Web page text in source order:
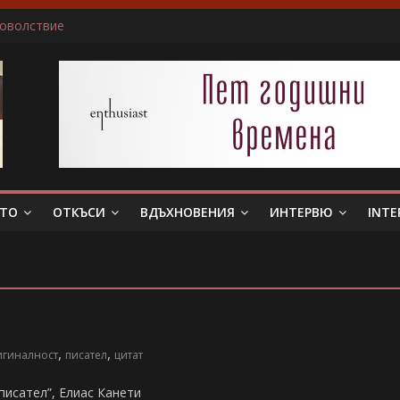
беше истински съпруг…”
всяка сцена преживявам силно, както ако ми се случва в
ОТКЪСИ ВДЪХНОВЕНИЯ ИНТЕРВЮ
, писател, цитат
Елиас Канети